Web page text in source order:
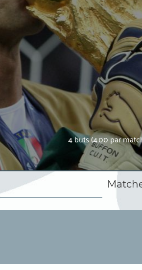
4 buts (4.00 par